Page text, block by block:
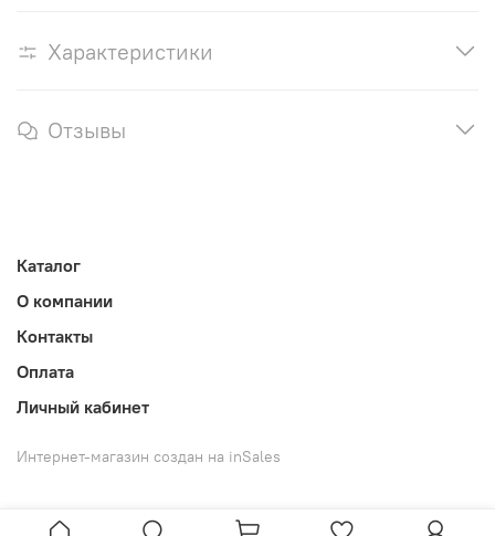
Характеристики
Отзывы
Каталог
О компании
Контакты
Оплата
Личный кабинет
Интернет-магазин создан на inSales